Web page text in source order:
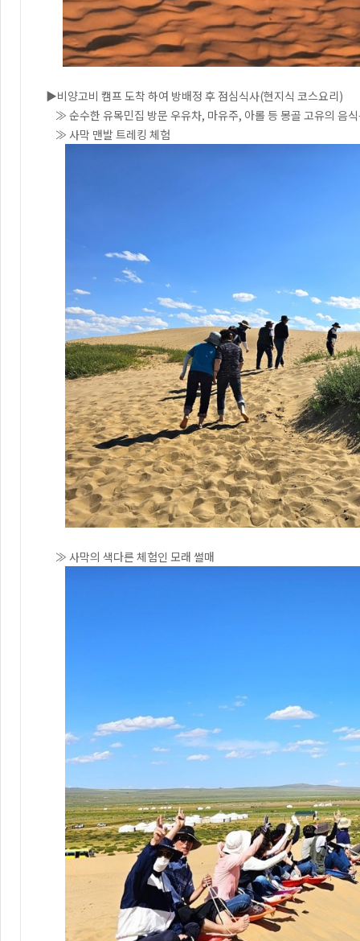
▶비양고비 캠프 도착 하여 방배정 후 점심식사(현지식 코스요리)
≫ 순수한 유목민집 방문 우유차, 마유주, 아롤 등 몽골 고유의 음
≫ 사막 맨발 트레킹 체험
≫ 사막의 색다른 체험인 모래 썰매